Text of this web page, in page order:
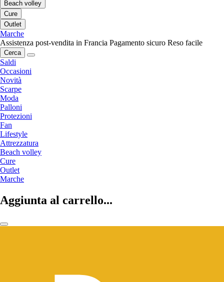
Beach volley
Cure
Outlet
Marche
Assistenza post-vendita in Francia Pagamento sicuro Reso facile
Cerca
Saldi
Occasioni
Novità
Scarpe
Moda
Palloni
Protezioni
Fan
Lifestyle
Attrezzatura
Beach volley
Cure
Outlet
Marche
Aggiunta al carrello...